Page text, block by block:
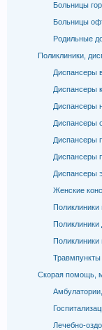
Больницы
Больницы
Родильные
Поликлиники,
Диспансеры
Диспансеры
Диспансеры
Диспансеры
Диспансеры
Диспансеры
Диспансеры
Женские
Поликлиники
Поликлиники
Травмпункты
Скорая помощь,
Лечебно-